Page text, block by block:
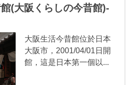
(大阪くらしの今昔館)-
大阪生活今昔館位於日本
大阪市，2001/04/01日開
館，這是日本第一個以...